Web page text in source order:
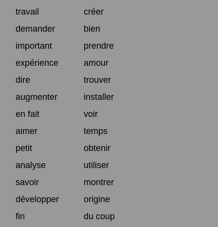
travail
créer
demander
bien
important
prendre
expérience
amour
dire
trouver
augmenter
installer
en fait
voir
aimer
temps
petit
obtenir
analyse
utiliser
savoir
montrer
développer
origine
fin
du coup